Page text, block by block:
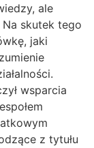
ale
skutek tego
jaki
wsparcia
z tytułu